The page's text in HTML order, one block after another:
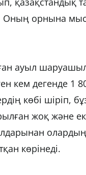
Оның орнына
ауыл
кем дегенде 1
көбі шіріп,
жоқ және
көрінеді.